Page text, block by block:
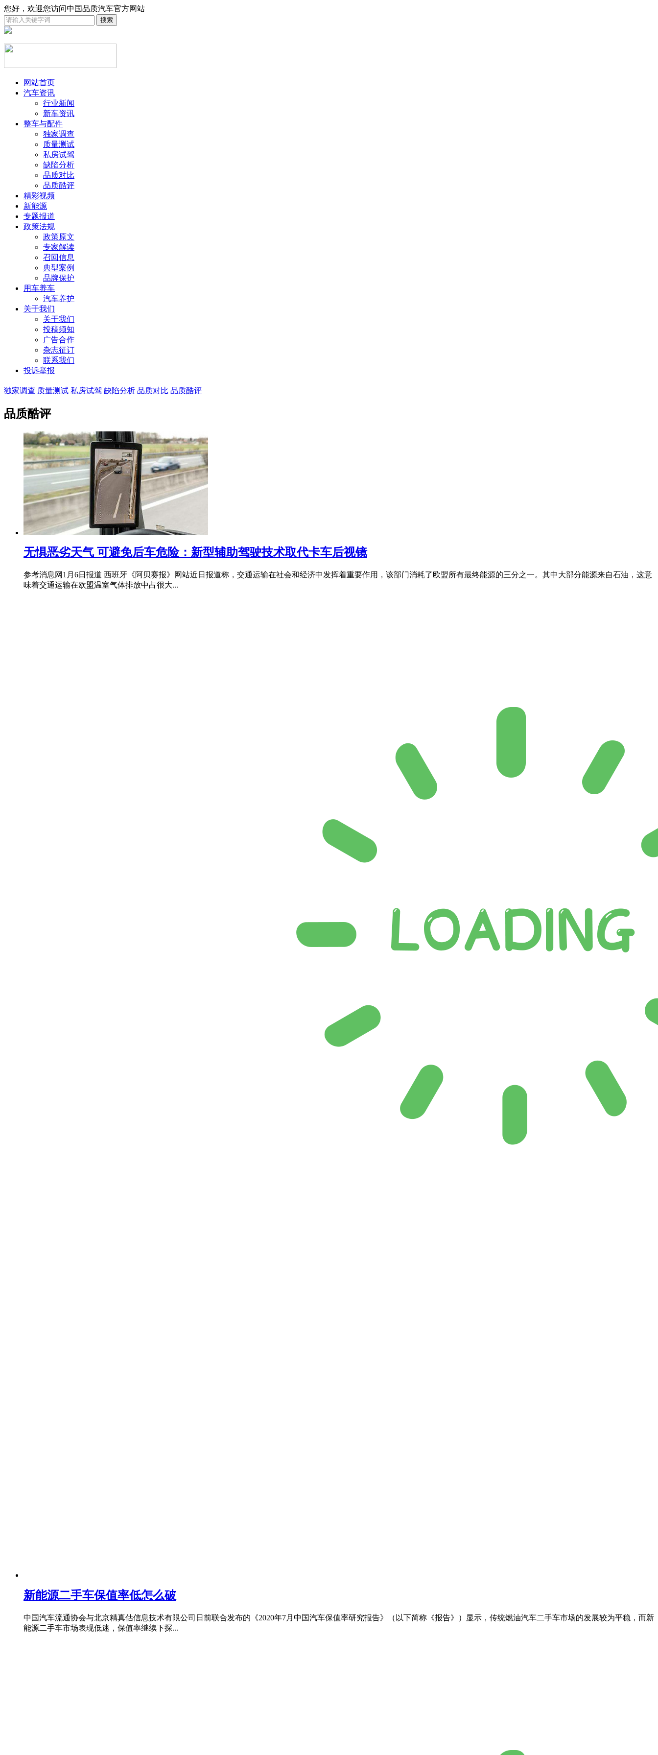
您好，欢迎您访问中国品质汽车官方网站
网站首页
汽车资讯
行业新闻
新车资讯
整车与配件
独家调查
质量测试
私房试驾
缺陷分析
品质对比
品质酷评
精彩视频
新能源
专题报道
政策法规
政策原文
专家解读
召回信息
典型案例
品牌保护
用车养车
汽车养护
关于我们
关于我们
投稿须知
广告合作
杂志征订
联系我们
投诉举报
独家调查 质量测试 私房试驾 缺陷分析 品质对比 品质酷评
品质酷评
无惧恶劣天气 可避免后车危险：新型辅助驾驶技术取代卡车后视镜
参考消息网1月6日报道 西班牙《阿贝赛报》网站近日报道称，交通运输在社会和经济中发挥着重要作用，该部门消耗了欧盟所有最终能源的三分之一。其中大部分能源来自石油，这意
味着交通运输在欧盟温室气体排放中占很大...
新能源二手车保值率低怎么破
中国汽车流通协会与北京精真估信息技术有限公司日前联合发布的《2020年7月中国汽车保值率研究报告》（以下简称《报告》）显示，传统燃油汽车二手车市场的发展较为平稳，而新
能源二手车市场表现低迷，保值率继续下探...